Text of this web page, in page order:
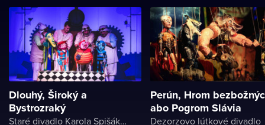
Dlouhý, Široký a
Bystrozraký
Staré divadlo Karola Spišáka v Nitre
Perún, Hrom
abo Pogrom Slávia
Dezorzovo lútkové divadlo